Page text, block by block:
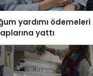
yardımı
yattı